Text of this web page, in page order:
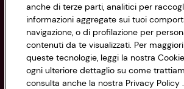
Cookie Policy
Impostazioni Cookie
Accessibilità
CONAD SOCIETÀ COOPERATIVA
Via Michelino, 59 | 40127 BOLOGNA
Codice Fiscale e Registro Imprese
di Bologna 00865960157
PARTITA IVA 03320960374
anche di terze parti, analitici per
informazioni aggregate sui tuoi
navigazione, o di profilazione per
contenuti da te visualizzati. Per
queste tecnologie, leggi la nostra
ogni ulteriore dettaglio su come
consulta anche la nostra Privacy Policy